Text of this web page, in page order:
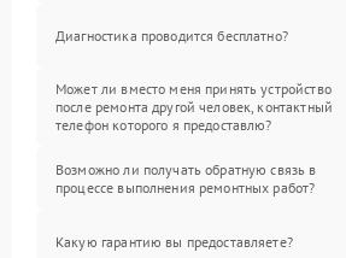
Диагностика проводится бесплатно?
Может ли вместо меня принять устройство
после ремонта другой человек, контактный
телефон которого я предоставлю?
Возможно ли получать обратную связь в
процессе выполнения ремонтных работ?
Какую гарантию вы предоставляете?